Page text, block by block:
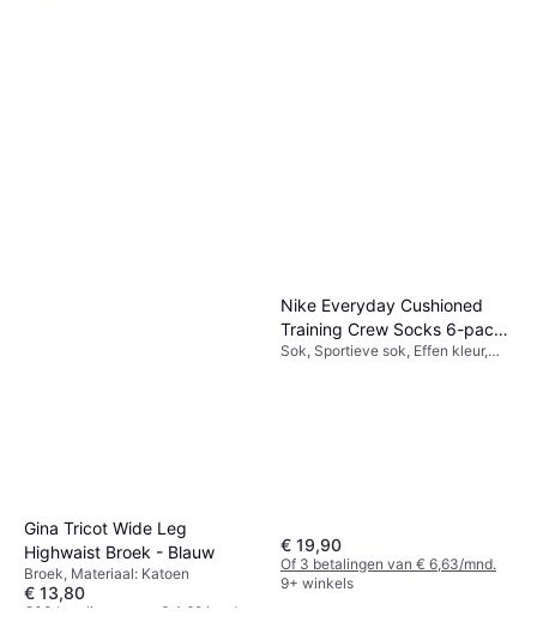
Gina Tricot Wide Leg
Highwaist Broek - Blauw
Broek, Materiaal: Katoen
€ 13,80
Of 3 betalingen van € 4,60/mnd.
Nike Everyday Cushioned
Training Crew Socks 6-pack
- White/Black
Sok, Sportieve sok, Effen kleur,
€ 19,90
Of 3 betalingen van € 6,63/mnd.
9+ winkels